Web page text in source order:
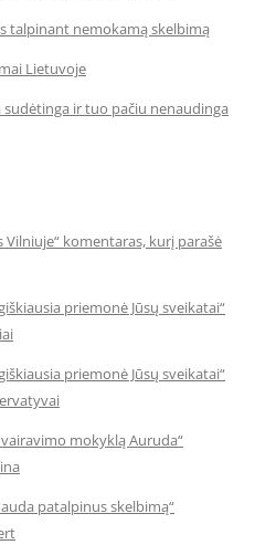
talpinant nemokamą skelbimą
Lietuvoje
ir tuo pačiu nenaudinga
komentaras, kurį parašė
priemonė Jūsų sveikatai“
priemonė Jūsų sveikatai“
mokyklą Auruda“
patalpinus skelbimą“